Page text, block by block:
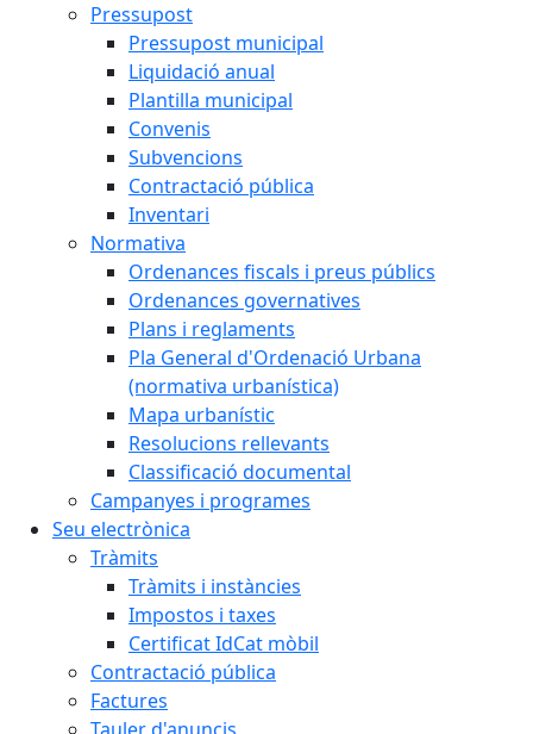
Pressupost
Pressupost municipal
Liquidació anual
Plantilla municipal
Convenis
Subvencions
Contractació pública
Inventari
Normativa
Ordenances fiscals i preus públics
Ordenances governatives
Plans i reglaments
Pla General d'Ordenació Urbana
(normativa urbanística)
Mapa urbanístic
Resolucions rellevants
Classificació documental
Campanyes i programes
Seu electrònica
Tràmits
Tràmits i instàncies
Impostos i taxes
Certificat IdCat mòbil
Contractació pública
Factures